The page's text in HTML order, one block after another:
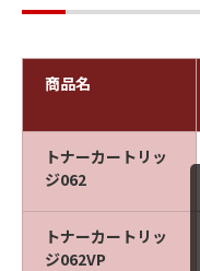
商品名
トナーカートリッ
ジ062
トナーカートリッ
ジ062VP